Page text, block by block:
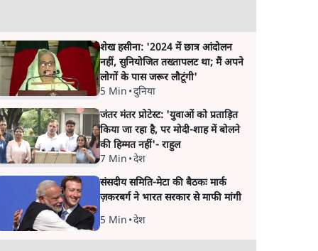
शेख हसीना: '2024 में छात्र आंदोलन
नहीं, सुनियोजित तख्तापलट था; मैं अपने
लोगों के पास जरूर लौटूंगी'
5 Min •दुनिया
जंतर मंतर प्रोटेस्ट: 'युवाओं को प्रताड़ित
किया जा रहा है, पर मोदी-शाह में बोलने
की हिम्मत नहीं'- राहुल
7 Min •देश
संसदीय समिति-मेटा की बैठकः मार्क
ज़करबर्ग ने भारत सरकार से माफी मांगी
5 Min •देश